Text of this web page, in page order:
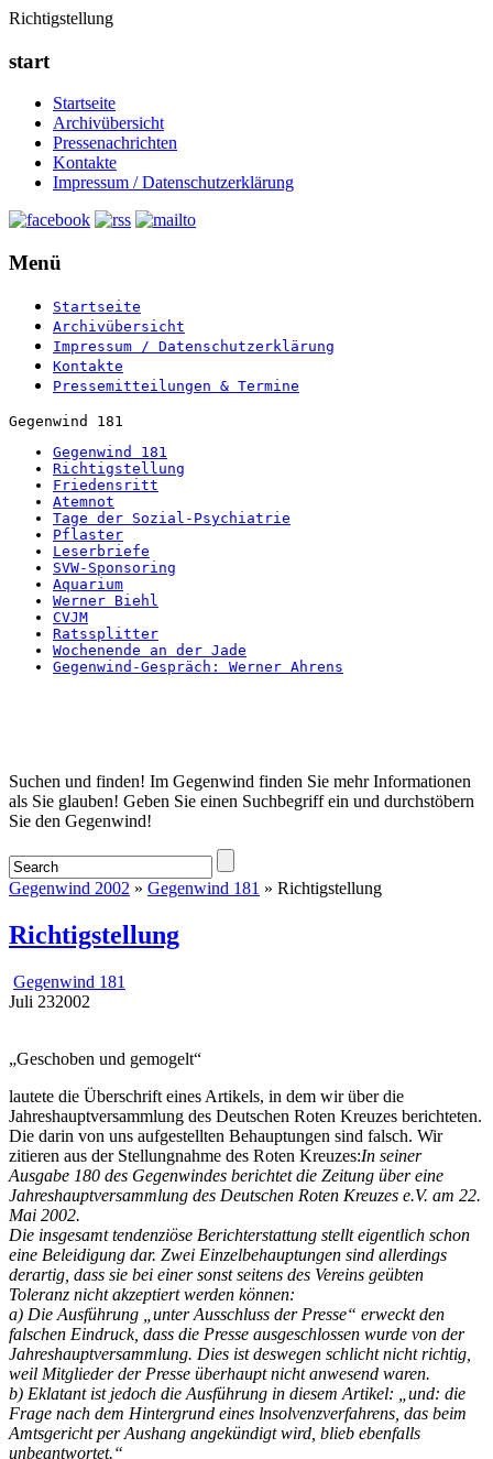
Richtigstellung
start
Startseite
Archivübersicht
Pressenachrichten
Kontakte
Impressum / Datenschutzerklärung
Menü
Startseite
Archivübersicht
Impressum / Datenschutzerklärung
Kontakte
Pressemitteilungen & Termine
Gegenwind 181
Gegenwind 181
Richtigstellung
Friedensritt
Atemnot
Tage der Sozial-Psychiatrie
Pflaster
Leserbriefe
SVW-Sponsoring
Aquarium
Werner Biehl
CVJM
Ratssplitter
Wochenende an der Jade
Gegenwind-Gespräch: Werner Ahrens
Startseite
Suchen und finden! Im Gegenwind finden Sie mehr Informationen
als Sie glauben! Geben Sie einen Suchbegriff ein und durchstöbern
Sie den Gegenwind!
Gegenwind 2002 » Gegenwind 181 » Richtigstellung
Richtigstellung
Gegenwind 181
Juli 232002
„Geschoben und gemogelt“
lautete die Überschrift eines Artikels, in dem wir über die
Jahreshauptversammlung des Deutschen Roten Kreuzes berichteten.
Die darin von uns aufgestellten Behauptungen sind falsch. Wir
zitieren aus der Stellungnahme des Roten Kreuzes:In seiner
Ausgabe 180 des Gegenwindes berichtet die Zeitung über eine
Jahreshauptversammlung des Deutschen Roten Kreuzes e.V. am 22.
Mai 2002.
Die insgesamt tendenziöse Berichterstattung stellt eigentlich schon
eine Beleidigung dar. Zwei Einzelbehauptungen sind allerdings
derartig, dass sie bei einer sonst seitens des Vereins geübten
Toleranz nicht akzeptiert werden können:
a) Die Ausführung „unter Ausschluss der Presse“ erweckt den
falschen Eindruck, dass die Presse ausgeschlossen wurde von der
Jahreshauptversammlung. Dies ist deswegen schlicht nicht richtig,
weil Mitglieder der Presse überhaupt nicht anwesend waren.
b) Eklatant ist jedoch die Ausführung in diesem Artikel: „und: die
Frage nach dem Hintergrund eines lnsolvenzverfahrens, das beim
Amtsgericht per Aushang angekündigt wird, blieb ebenfalls
unbeantwortet.“